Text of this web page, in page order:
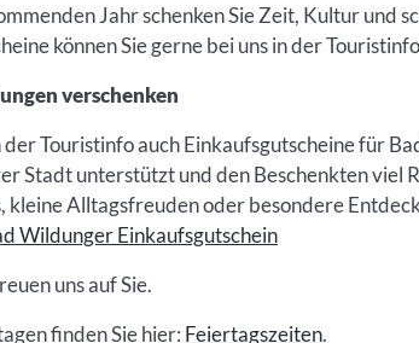
Jahr schenken Sie Zeit, Kultur und
können Sie gerne bei uns in der
verschenken
der Touristinfo auch Einkaufsgutscheine für
Stadt unterstützt und den Beschenkten viel
kleine Alltagsfreuden oder besondere
Wildunger Einkaufsgutschein
uns auf Sie.
finden Sie hier: Feiertagszeiten.